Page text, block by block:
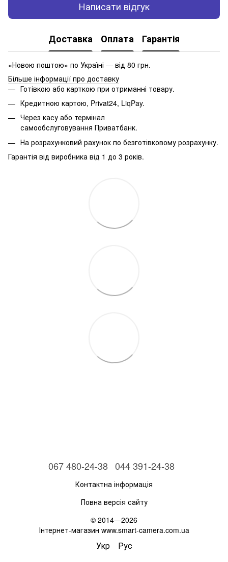
Написати відгук
Доставка Оплата Гарантія
«Новою поштою» по Україні — від 80 грн.
Більше інформації про доставку
Готівкою або карткою при отриманні товару.
Кредитною картою, Privat24, LiqPay.
Через касу або термінал
самообслуговування Приватбанк.
На розрахунковий рахунок по безготівковому розрахунку.
Гарантія від виробника від 1 до 3 років.
067 480-24-38 044 391-24-38
Контактна інформація
Повна версія сайту
© 2014—2026
Інтернет-магазин www.smart-camera.com.ua
Укр Рус